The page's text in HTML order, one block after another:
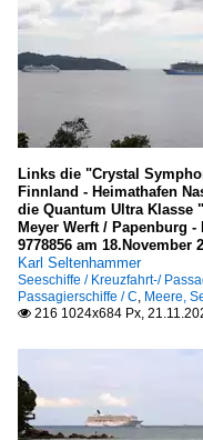
Links die "Crystal
Finnland - Heimathafen
die Quantum Ultra Klasse
Meyer Werft / Papenburg -
9778856 am 18.November
Karl Seltenhammer
Seeschiffe / Kreuzfahrt-/
Passagierschiffe / C, Meere,
 216 1024x684 Px,